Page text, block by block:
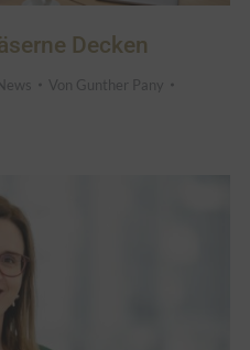
Decken
Von Gunther Pany